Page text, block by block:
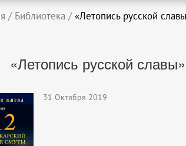
/ Библиотека / «Летопись русской
«Летопись русской славы»
31 Октября 2019